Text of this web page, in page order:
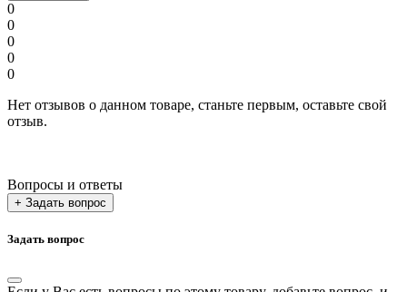
0
0
0
0
0
Нет отзывов о данном товаре, станьте первым, оставьте свой
отзыв.
Вопросы и ответы
+ Задать вопрос
Задать вопрос